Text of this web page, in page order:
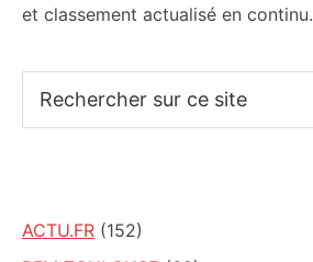
et classement actualisé en continu.
sur
ACTU.FR (152)